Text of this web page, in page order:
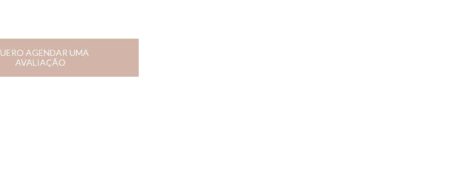
AGENDAR UMA
AVALIAÇÃO